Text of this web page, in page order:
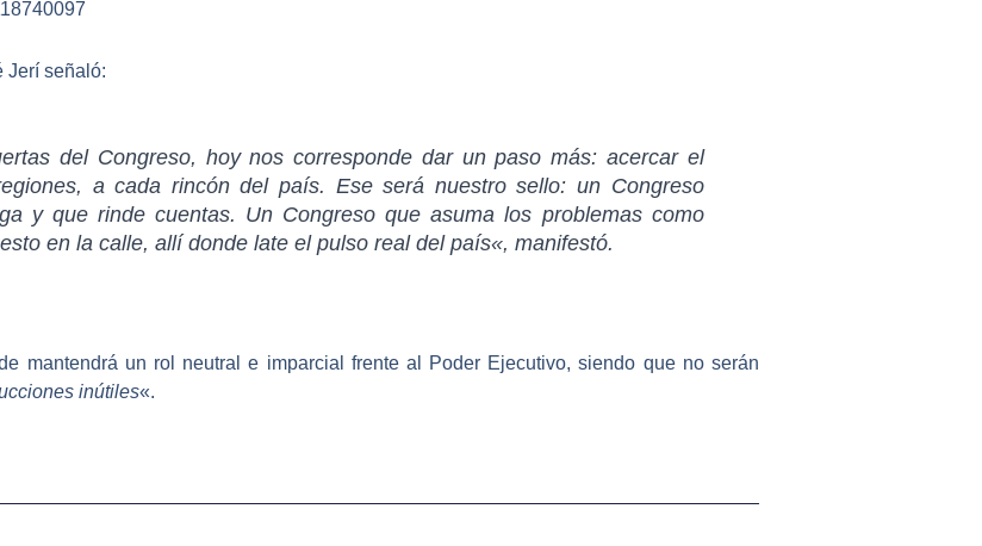
Jerí señaló:
del Congreso, hoy nos corresponde dar un paso más: acercar el
a cada rincón del país. Ese será nuestro sello: un Congreso
y que rinde cuentas. Un Congreso que asuma los problemas como
en la calle, allí donde late el pulso real del país«, manifestó.
mantendrá un rol neutral e imparcial frente al Poder Ejecutivo, siendo que no serán
inútiles«.